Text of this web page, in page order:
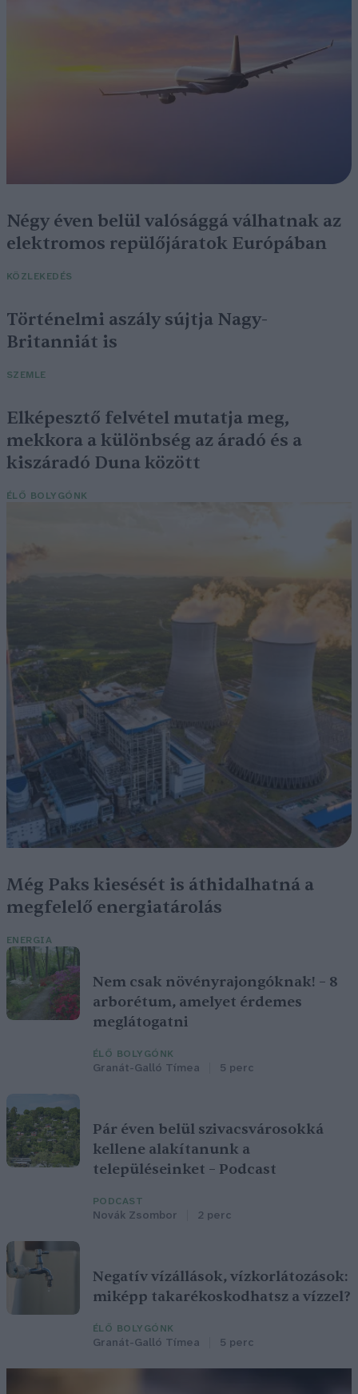
Négy éven belül valósággá válhatnak az
elektromos repülőjáratok Európában
KÖZLEKEDÉS
Történelmi aszály sújtja Nagy-
Britanniát is
SZEMLE
Elképesztő felvétel mutatja meg,
mekkora a különbség az áradó és a
kiszáradó Duna között
ÉLŐ BOLYGÓNK
Még Paks kiesését is áthidalhatná a
megfelelő energiatárolás
ENERGIA
Nem csak növényrajongóknak! – 8
arborétum, amelyet érdemes
meglátogatni
ÉLŐ BOLYGÓNK
Granát-Galló Tímea 5 perc
Pár éven belül szivacsvárosokká
kellene alakítanunk a
településeinket – Podcast
PODCAST
Novák Zsombor 2 perc
Negatív vízállások, vízkorlátozások:
miképp takarékoskodhatsz a vízzel?
ÉLŐ BOLYGÓNK
Granát-Galló Tímea 5 perc